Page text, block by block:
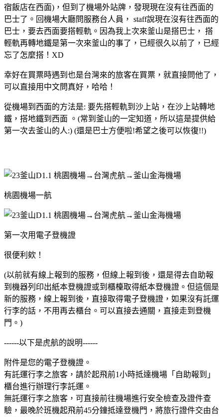
宿飯店在西面)，但到了機場外站牌，發現現在沒有往西面的
巴士了。回機場大廳問服務台人員， staff說現在沒有往西面的
巴士，要去西面要搭輕軌。因為我上次來釜山是搭巴士， 搭
輕軌再轉地鐵是第一次來釜山的事了，已經很久以前了，已經
忘了怎麼搭！XD
幸好在買票時遇到也是台灣來的旅客在買票，就直接問他了，
可以直接用中文問真好，哈哈！
從機場到西面的方法是: 要先搭輕軌到沙上站，在沙上站轉地
鐵，搭地鐵到西面 。(常到釜山的一定知道，所以這是提供給
第一次去釜山的人:) (還是巴士方便啦!希望之後可以恢復!!)
桃園機場一航
第一次用電子登機證
很便利欸！
(以前就有線上報到的服務，但線上報到後，還是得去自助報
到機器列印出紙本登機證或到櫃檯取得紙本登機證。但這個是
新的服務，線上報到後，直接取得電子登機證，如果沒有託運
行李的話，不用再去櫃台。可以直接去通關，直接走到登機
門。)
------以下是虎航的說明------
附件是您的電子登機證。
有託運行李之旅客，請於起飛前1小時抵達機場「自助報到」
櫃台進行辦理行李託運。
無託運行李之旅客，可直接前往機場進行安全檢查及證件查
驗，最晚於班機起飛前45分鐘抵達登機門，將旅行證件交由台